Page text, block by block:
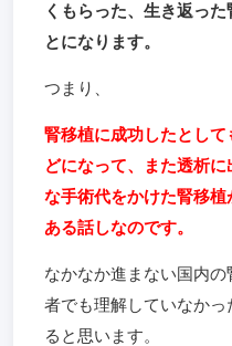
くもらった、生き返っ
とになります。
つまり、
腎移植に成功したとし
どになって、また透析
な手術代をかけた腎移植
ある話しなのです。
なかなか進まない国内
者でも理解していなか
ると思います。